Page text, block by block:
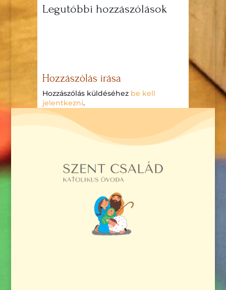
Legutóbbi hozzászólások
Hozzászólás írása
Hozzászólás küldéséhez be kell
jelentkezni.